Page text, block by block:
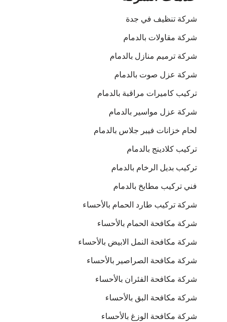
شركة تنظيف في جدة
شركة مقاولات بالدمام
شركة ترميم منازل بالدمام
شركة عزل صوت بالدمام
تركيب كاميرات مراقبة بالدمام
شركة عزل مواسير بالدمام
لحام خزانات فيبر جلاس بالدمام
تركيب كلادينج بالدمام
تركيب بديل الرخام بالدمام
فني تركيب مطابخ بالدمام
شركة تركيب طارد الحمام بالأحساء
شركة مكافحة الحمام بالأحساء
شركة مكافحة النمل الابيض بالأحساء
شركة مكافحة الصراصير بالأحساء
شركة مكافحة الفئران بالأحساء
شركة مكافحة البق بالأحساء
شركة مكافحة الوزغ بالأحساء